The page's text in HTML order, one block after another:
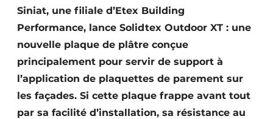
Termes et conditions
Video’s
Siniat, une filiale d’Etex Building
Performance, lance Solidtex Outdoor XT : une
nouvelle plaque de plâtre conçue
principalement pour servir de support à
l’application de plaquettes de parement sur
les façades. Si cette plaque frappe avant tout
par sa facilité d’installation, sa résistance au